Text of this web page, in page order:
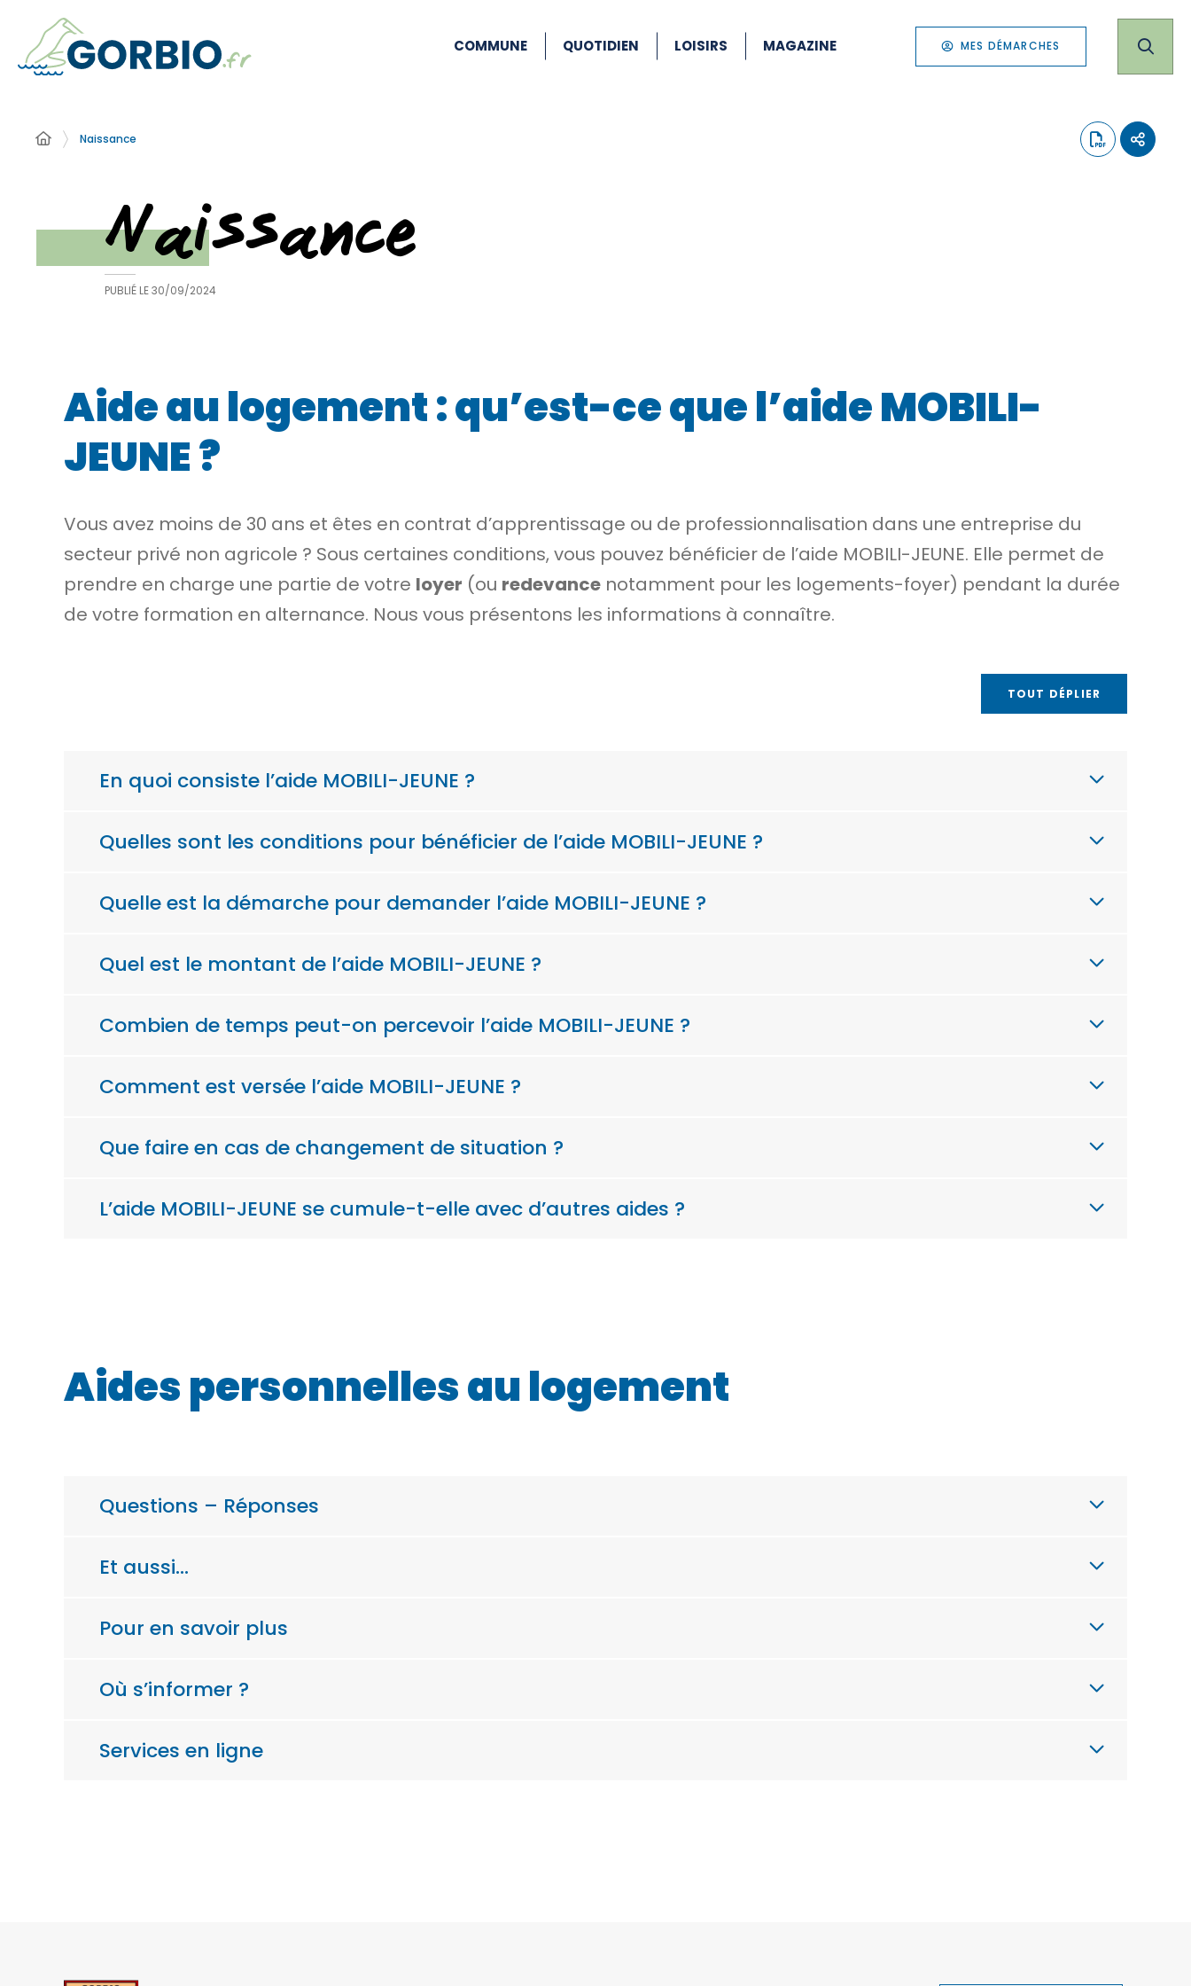
COMMUNE QUOTIDIEN LOISIRS MAGAZINE MES DÉMARCHES
Naissance
Naissance
PUBLIÉ LE30/09/2024
Aide au logement : qu’est-ce que l’aide MOBILI-
JEUNE ?
Vous avez moins de 30 ans et êtes en contrat d’apprentissage ou de professionnalisation dans une entreprise du
secteur privé non agricole ? Sous certaines conditions, vous pouvez bénéficier de l’aide MOBILI-JEUNE. Elle permet de
prendre en charge une partie de votre loyer (ou redevance notamment pour les logements-foyer) pendant la durée
de votre formation en alternance. Nous vous présentons les informations à connaître.
TOUT DÉPLIER
En quoi consiste l’aide MOBILI-JEUNE ?
Quelles sont les conditions pour bénéficier de l’aide MOBILI-JEUNE ?
Quelle est la démarche pour demander l’aide MOBILI-JEUNE ?
Quel est le montant de l’aide MOBILI-JEUNE ?
Combien de temps peut-on percevoir l’aide MOBILI-JEUNE ?
Comment est versée l’aide MOBILI-JEUNE ?
Que faire en cas de changement de situation ?
L’aide MOBILI-JEUNE se cumule-t-elle avec d’autres aides ?
Aides personnelles au logement
Questions – Réponses
Et aussi…
Pour en savoir plus
Où s’informer ?
Services en ligne